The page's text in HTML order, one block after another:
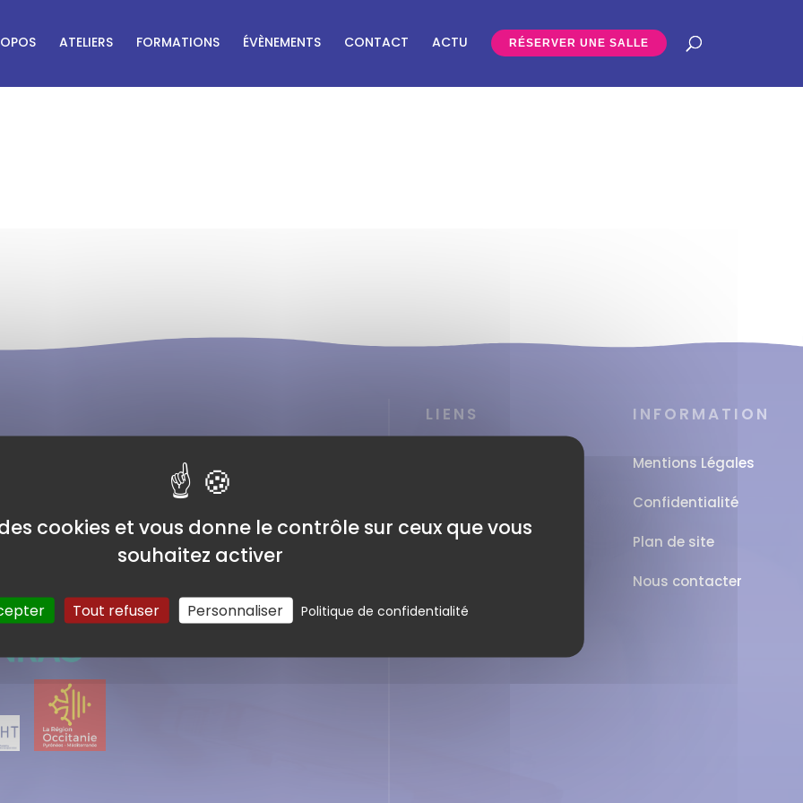
ATELIERS FORMATIONS ÉVÈNEMENTS CONTACT ACTU RÉSERVER UNE SALLE
LIENS
À propos
Années de médiation
INFORMATION
Mentions Légales
Confidentialité
Plan de site
Nous contacter
cookies et vous donne le contrôle sur ceux que vous
souhaitez activer
Tout refuser Personnaliser Politique de confidentialité